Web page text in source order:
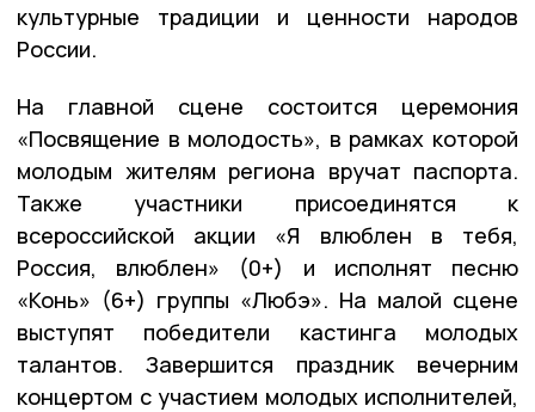
культурные традиции и ценности народов
России.
На главной сцене состоится церемония
«Посвящение в молодость», в рамках которой
молодым жителям региона вручат паспорта.
Также участники присоединятся к
всероссийской акции «Я влюблен в тебя,
Россия, влюблен» (0+) и исполнят песню
«Конь» (6+) группы «Любэ». На малой сцене
выступят победители кастинга молодых
талантов. Завершится праздник вечерним
концертом с участием молодых исполнителей,